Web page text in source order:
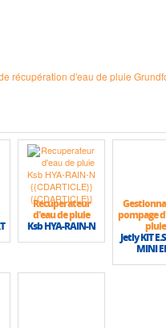
récupération d'eau de pluie
Recuperateur
d'eau de pluie
Ksb HYA-RAIN-N
pompage
pluie
Jetly KIT
MINI